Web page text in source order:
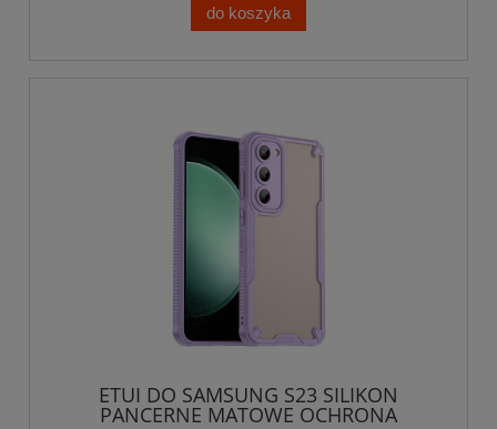
do koszyka
ETUI DO SAMSUNG S23 SILIKON
PANCERNE MATOWE OCHRONA